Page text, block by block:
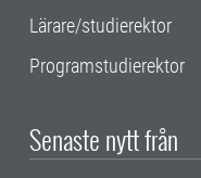
Lärare/studierektor
Programstudierektor
Senaste nytt från